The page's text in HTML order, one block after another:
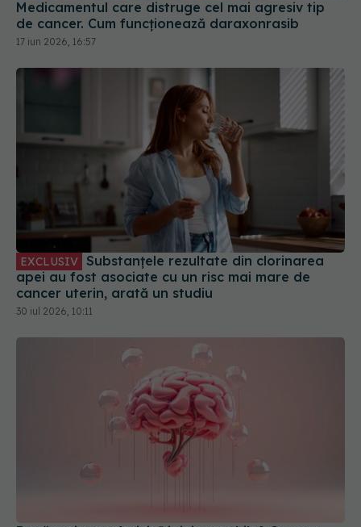
EXCLUSIV
apei au fost asociate cu un risc mai mare de
cancer uterin, arată un studiu
30 iul 2026, 10:11
Dacă ești prea fericit îți țiuie urechile? Ce spun